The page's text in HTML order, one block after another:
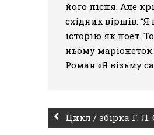
його пісня. Але
східних віршів.
історію як поет.
ньому маріонеток.
Роман «Я візьму
Цикл / збірка Г.